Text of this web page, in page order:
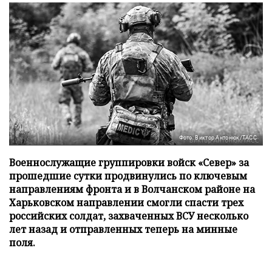
Фото: Виктор Антонюк/ТАСС
Военнослужащие группировки войск «Север» за
прошедшие сутки продвинулись по ключевым
направлениям фронта и в Волчанском районе на
Харьковском направлении смогли спасти трех
российских солдат, захваченных ВСУ несколько
лет назад и отправленных теперь на минные
поля.